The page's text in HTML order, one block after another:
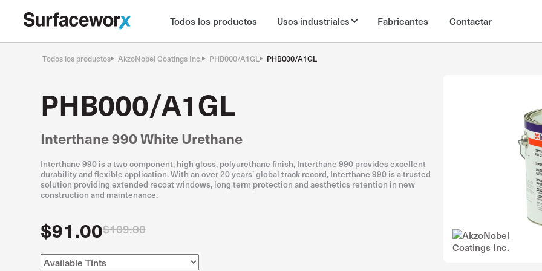
Todos los productos Usos industriales Fabricantes Contactar
Todos los productos AkzoNobel Coatings Inc. PHB000/A1GL PHB000/A1GL
PHB000/A1GL
Interthane 990 White Urethane
Interthane 990 is a two component, high gloss, polyurethane finish, Interthane 990 provides excellent
durability and flexible application. With an over 20 years’ global track record, Interthane 990 is a trusted
solution providing extended recoat windows, long term protection and aesthetics retention in new
construction and maintenance.
$109.00
$91.00